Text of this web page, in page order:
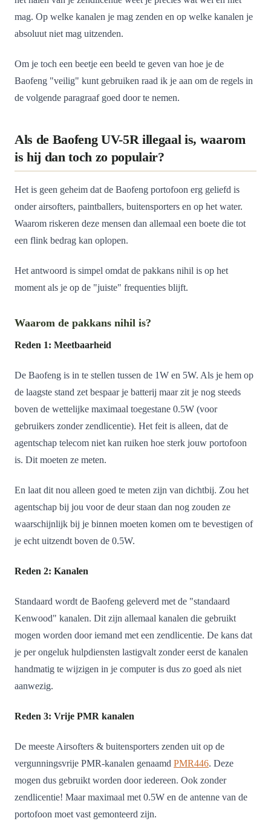
mag. Op welke kanalen je mag zenden en op welke kanalen je
absoluut niet mag uitzenden.
Om je toch een beetje een beeld te geven van hoe je de
Baofeng "veilig" kunt gebruiken raad ik je aan om de regels in
de volgende paragraaf goed door te nemen.
Als de Baofeng UV-5R illegaal is, waarom
is hij dan toch zo populair?
Het is geen geheim dat de Baofeng portofoon erg geliefd is
onder airsofters, paintballers, buitensporters en op het water.
Waarom riskeren deze mensen dan allemaal een boete die tot
een flink bedrag kan oplopen.
Het antwoord is simpel omdat de pakkans nihil is op het
moment als je op de "juiste" frequenties blijft.
Waarom de pakkans nihil is?
Reden 1: Meetbaarheid
De Baofeng is in te stellen tussen de 1W en 5W. Als je hem op
de laagste stand zet bespaar je batterij maar zit je nog steeds
boven de wettelijke maximaal toegestane 0.5W (voor
gebruikers zonder zendlicentie). Het feit is alleen, dat de
agentschap telecom niet kan ruiken hoe sterk jouw portofoon
is. Dit moeten ze meten.
En laat dit nou alleen goed te meten zijn van dichtbij. Zou het
agentschap bij jou voor de deur staan dan nog zouden ze
waarschijnlijk bij je binnen moeten komen om te bevestigen of
je echt uitzendt boven de 0.5W.
Reden 2: Kanalen
Standaard wordt de Baofeng geleverd met de "standaard
Kenwood" kanalen. Dit zijn allemaal kanalen die gebruikt
mogen worden door iemand met een zendlicentie. De kans dat
je per ongeluk hulpdiensten lastigvalt zonder eerst de kanalen
handmatig te wijzigen in je computer is dus zo goed als niet
aanwezig.
Reden 3: Vrije PMR kanalen
De meeste Airsofters & buitensporters zenden uit op de
vergunningsvrije PMR-kanalen genaamd PMR446. Deze
mogen dus gebruikt worden door iedereen. Ook zonder
zendlicentie! Maar maximaal met 0.5W en de antenne van de
portofoon moet vast gemonteerd zijn.